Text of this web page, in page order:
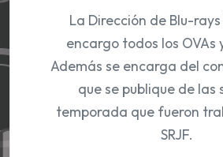
La Dirección de Blu-
encargo todos los OVAs
Además se encarga del
que se publique de las
temporada que fueron
SRJF.